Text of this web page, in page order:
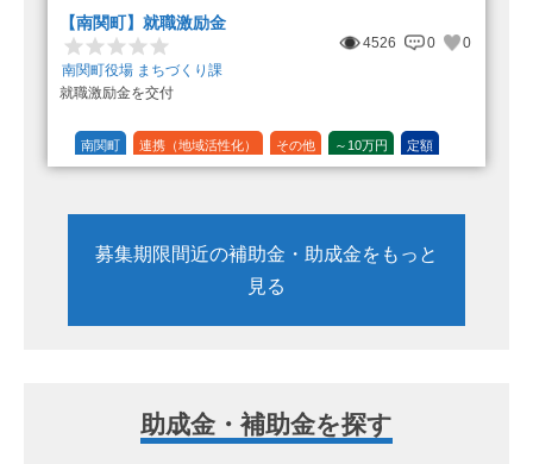
【南関町】就職激励金
4526 0
0
南関町役場 まちづくり課
就職激励金を交付
南関町 連携（地域活性化） その他 ～10万円 定額
募集期限間近の補助金・助成金をもっと
見る
助成金・補助金を探す